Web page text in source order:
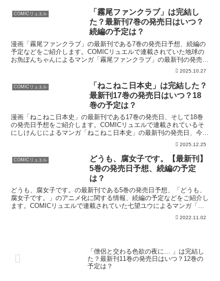
COMICリュエル
「霧尾ファンクラブ」は完結し
た？最新刊7巻の発売日はいつ？
続編の予定は？
漫画「霧尾ファンクラブ」の最新刊である7巻の発売日予想、続編の
予定などをご紹介します。COMICリュエルで連載されていた地球の
お魚ぽんちゃんによるマンガ「霧尾ファンクラブ」の最新刊の発売日
はこちら！漫画「霧尾ファンクラブ」7巻の発売日はいつ... 2025.10.27
COMICリュエル
「ねこねこ日本史」は完結した？
最新刊17巻の発売日はいつ？18
巻の予定は？
漫画「ねこねこ日本史」の最新刊である17巻の発売日、そして18巻
の発売日予想をご紹介します。COMICリュエルで連載されているそ
にしけんじによるマンガ「ねこねこ日本史」の最新刊の発売日、今す
ぐお得に読む方法はこちら！「ねこねこ日本史」を今す...
2025.12.25
COMICリュエル
どうも、腐女子です。【最新刊】
5巻の発売日予想、続編の予定
は？
どうも、腐女子です。の最新刊である5巻の発売日予想、「どうも、
腐女子です。」のアニメ化に関する情報、続編の予定などをご紹介し
ます。COMICリュエルで連載されていた七望ユウによるマンガ「ど
うも、腐女子です。」の最新刊の発売日はこちら！漫画「...2022.11.02
「僧侶と交わる色欲の夜に… 」は完結し
た？最新刊11巻の発売日はいつ？12巻の
予定は？